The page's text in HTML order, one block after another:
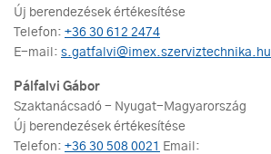
Új berendezések értékesítése
Telefon: +36 30 612 2474
E-mail: s.gatfalvi@imex.szerviztechnika.hu
Pálfalvi Gábor
Szaktanácsadó - Nyugat-Magyarország
Új berendezések értékesítése
Telefon: +36 30 508 0021
Email: